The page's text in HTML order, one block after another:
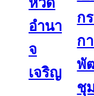
อํานา
จ
เจริญ
ก
ก
พั
ชุ